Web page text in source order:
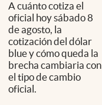
A cuánto cotiza el
oficial hoy sábado 8
de agosto, la
cotización del dólar
blue y cómo queda la
brecha cambiaria con
el tipo de cambio
oficial.